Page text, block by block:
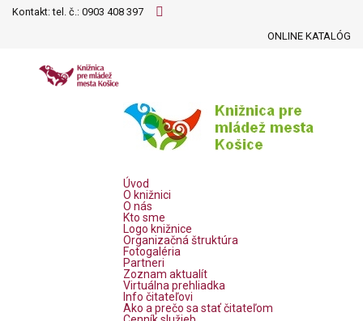
Kontakt: tel. č.: 0903 408 397
ONLINE KATALÓG
Úvod
O knižnici
O nás
Kto sme
Logo knižnice
Organizačná štruktúra
Fotogaléria
Partneri
Zoznam aktualít
Virtuálna prehliadka
Info čitateľovi
Ako a prečo sa stať čitateľom